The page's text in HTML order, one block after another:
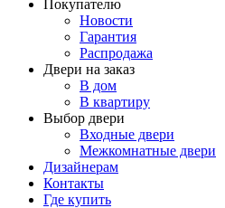
Покупателю
Новости
Гарантия
Распродажа
Двери на заказ
В дом
В квартиру
Выбор двери
Входные двери
Межкомнатные двери
Дизайнерам
Контакты
Где купить